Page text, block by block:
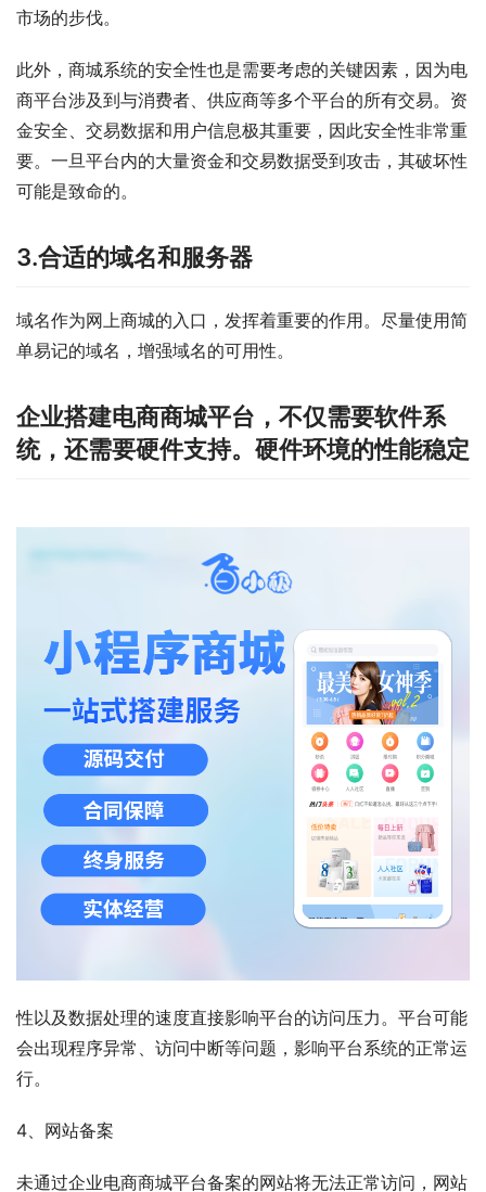
市场的步伐。
此外，商城系统的安全性也是需要考虑的关键因素，因为电
商平台涉及到与消费者、供应商等多个平台的所有交易。资
金安全、交易数据和用户信息极其重要，因此安全性非常重
要。一旦平台内的大量资金和交易数据受到攻击，其破坏性
可能是致命的。
3.合适的域名和服务器
域名作为网上商城的入口，发挥着重要的作用。尽量使用简
单易记的域名，增强域名的可用性。
企业搭建电商商城平台，不仅需要软件系
统，还需要硬件支持。硬件环境的性能稳定
性以及数据处理的速度直接影响平台的访问压力。平台可能
会出现程序异常、访问中断等问题，影响平台系统的正常运
行。
4、网站备案
未通过企业电商商城平台备案的网站将无法正常访问，网站